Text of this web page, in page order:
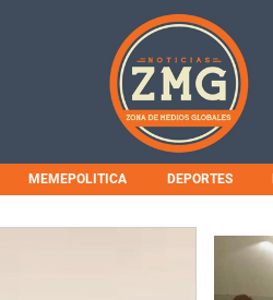
MEMEPOLITICA DEPORTES